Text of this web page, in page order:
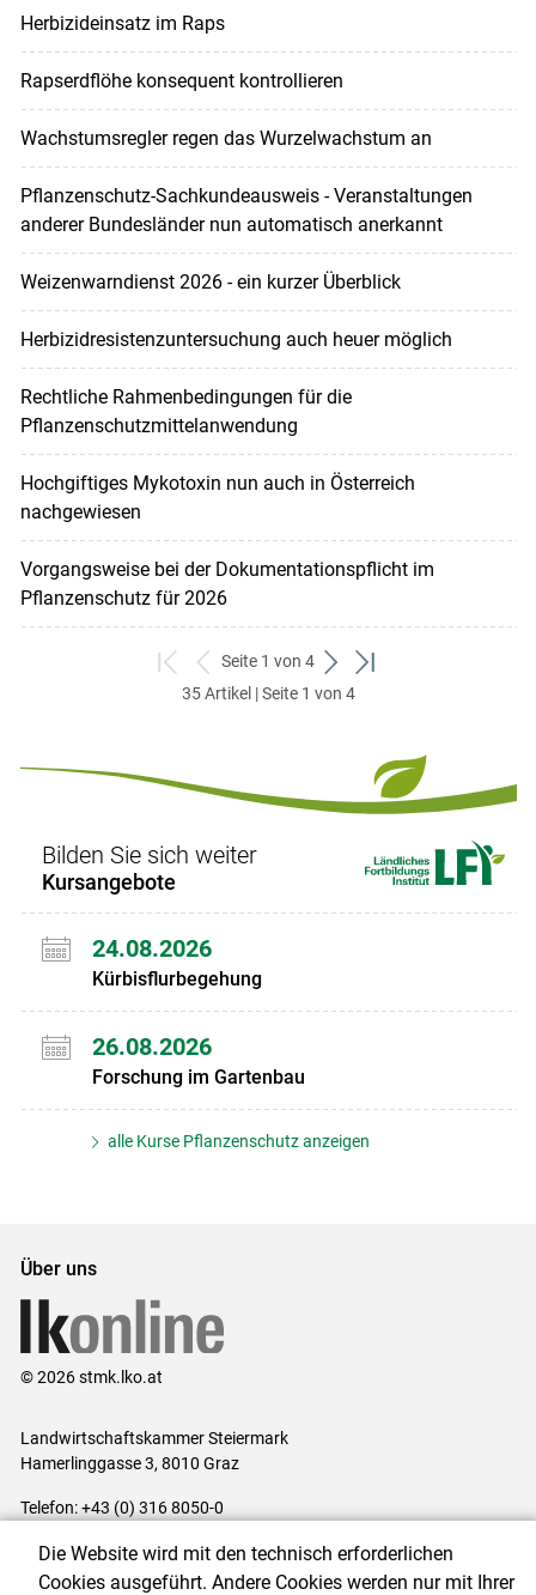
Herbizideinsatz im Raps
Rapserdflöhe konsequent kontrollieren
Wachstumsregler regen das Wurzelwachstum an
Pflanzenschutz-Sachkundeausweis - Veranstaltungen
anderer Bundesländer nun automatisch anerkannt
Weizenwarndienst 2026 - ein kurzer Überblick
Herbizidresistenzuntersuchung auch heuer möglich
Rechtliche Rahmenbedingungen für die
Pflanzenschutzmittelanwendung
Hochgiftiges Mykotoxin nun auch in Österreich
nachgewiesen
Vorgangsweise bei der Dokumentationspflicht im
Pflanzenschutz für 2026
zum
ersten
zurück
zum
Seite 1 von 4
weiter
zum
zum
35 Artikel | Seite 1 von 4
Bilden Sie sich weiter
Kursangebote
24.08.2026
Kürbisflurbegehung
26.08.2026
Forschung im Gartenbau
alle Kurse Pflanzenschutz anzeigen
Über uns
© 2026 stmk.lko.at
Landwirtschaftskammer Steiermark
Hamerlinggasse 3, 8010 Graz
Telefon: +43 (0) 316 8050-0
Impressum|Kontakt|Datenschutzerklärung|Barrierefreiheit|
Die Website wird mit den technisch erforderlichen
Cookies ausgeführt. Andere Cookies werden nur mit Ihrer